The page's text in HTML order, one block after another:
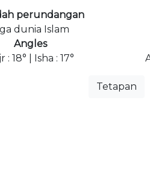
perundangan
dunia Islam
Angles
: 18° | Isha : 17°
Tetapan